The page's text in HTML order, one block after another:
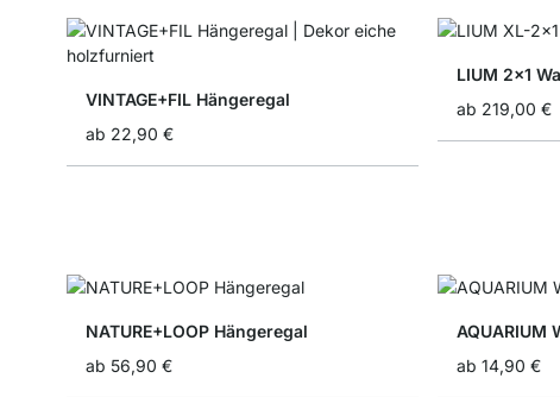
VINTAGE+FIL Hängeregal
ab 22,90 €
LIUM 2x1
ab 219,00 €
NATURE+LOOP Hängeregal
ab 56,90 €
AQUARIUM
ab 14,90 €